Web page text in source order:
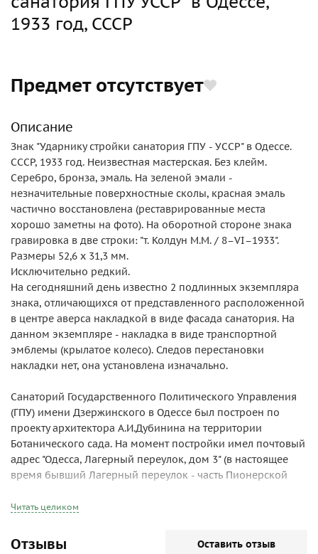
1933 год, СССР
Предмет отсутствует
Описание
Знак "Ударнику стройки санатория ГПУ - УССР" в Одессе.
СССР, 1933 год. Неизвестная мастерская. Без клейм.
Серебро, бронза, эмаль. На зеленой эмали -
незначительные поверхностные сколы, красная эмаль
частично восстановлена (реставрированные места
хорошо заметны на фото). На оборотной стороне знака
гравировка в две строки: "т. Колдун М.М. / 8–VI–1933".
Размеры 52,6 x 31,3 мм.
Исключительно редкий.
На сегодняшний день известно 2 подлинных экземпляра
знака, отличающихся от представленного расположенной
в центре аверса накладкой в виде фасада санатория. На
данном экземпляре - накладка в виде транспортной
эмблемы (крылатое колесо). Следов перестановки
накладки нет, она установлена изначально.
Санаторий Государственного Политического Управления
(ГПУ) имени Дзержинского в Одессе был построен по
проекту архитектора А.И.Дубинина на территории
Ботанического сада. На момент постройки имел почтовый
адрес "Одесса, Лагерный переулок, дом 3" (в настоящее
время бывший Лагерный переулок - часть Пионерской
располагается санаторий "Одесса", являющийся
управления СБУ.
Читать целиком
Отзывы Оставить отзыв